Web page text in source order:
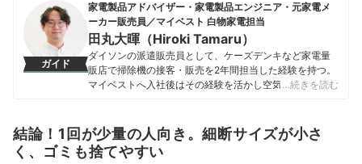
ガイド
家電製品アドバイザー・家電製品エンジニア・元家電メ
ーカー販売員／マイベスト 白物家電担当
田丸大暉（Hiroki Tamaru）
ダイソンの派遣販売員として、ケーズデンキなど家電量
販店で掃除機の接客・販売を2年間担当した経験を持つ。
マイベストへ入社後はその経験を活かし空気清浄機・除
ガイドを担当し、日立やシャープ、パナソニックなどの
総合家電メーカーから、ダイニチ工業・Sharkなどの専門
メーカーまで、150以上の家電製品を比較検証してきた。
…続きを読む
結論！1回が少量の人向き。細断サイズが小さ
く、ゴミも捨てやすい